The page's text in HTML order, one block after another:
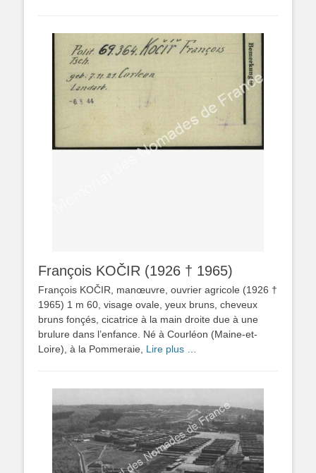
François KOČIR (1926 † 1965)
François KOČIR, manœuvre, ouvrier agricole (1926 †
1965) 1 m 60, visage ovale, yeux bruns, cheveux
bruns fonçés, cicatrice à la main droite due à une
brulure dans l’enfance. Né à Courléon (Maine-et-
Loire), à la Pommeraie, Lire plus …